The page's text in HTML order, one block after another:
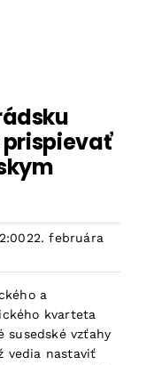
22. februára
a
kvarteta
susedské vzťahy
vedia nastaviť